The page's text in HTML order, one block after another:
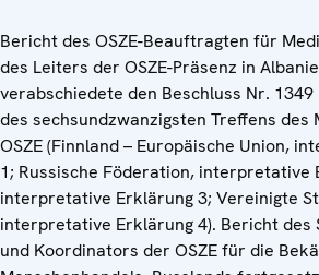
Bericht des OSZE-Beauftragten für
des Leiters der OSZE-Präsenz in
verabschiedete den Beschluss Nr.
des sechsundzwanzigsten Treffens
OSZE (Finnland – Europäische Union,
1; Russische Föderation, interpretative
interpretative Erklärung 3; Vereinigte
interpretative Erklärung 4). Bericht des
und Koordinators der OSZE für die